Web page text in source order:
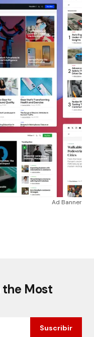
Ad Banner
the Most
Suscribir